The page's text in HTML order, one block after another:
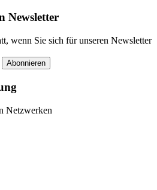
Newsletter
wenn Sie sich für unseren Newsletter
Abonnieren
Netzwerken